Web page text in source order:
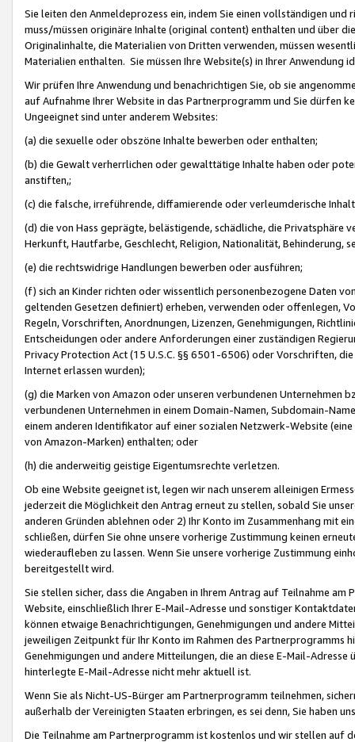
Sie leiten den Anmeldeprozess ein, indem Sie einen vollständigen
muss/müssen originäre Inhalte (original content) enthalten und über
Originalinhalte, die Materialien von Dritten verwenden, müssen
Materialien enthalten. Sie müssen Ihre Website(s) in Ihrer Anwendung
Wir prüfen Ihre Anwendung und benachrichtigen Sie, ob sie
auf Aufnahme Ihrer Website in das Partnerprogramm und Sie dürfen
Ungeeignet sind unter anderem Websites:
(a) die sexuelle oder obszöne Inhalte bewerben oder enthalten;
(b) die Gewalt verherrlichen oder gewalttätige Inhalte haben oder
anstiften,;
(c) die falsche, irreführende, diffamierende oder verleumderische
(d) die von Hass geprägte, belästigende, schädliche, die Privatsphäre
Herkunft, Hautfarbe, Geschlecht, Religion, Nationalität, Behinderung,
(e) die rechtswidrige Handlungen bewerben oder ausführen;
(f) sich an Kinder richten oder wissentlich personenbezogene Daten
geltenden Gesetzen definiert) erheben, verwenden oder offenlegen,
Regeln, Vorschriften, Anordnungen, Lizenzen, Genehmigungen,
Entscheidungen oder andere Anforderungen einer zuständigen
Privacy Protection Act (15 U.S.C. §§ 6501-6506) oder Vorschriften,
Internet erlassen wurden);
(g) die Marken von Amazon oder unseren verbundenen Unternehmen
verbundenen Unternehmen in einem Domain-Namen, Subdomain-
einem anderen Identifikator auf einer sozialen Netzwerk-Website
von Amazon-Marken) enthalten; oder
(h) die anderweitig geistige Eigentumsrechte verletzen.
Ob eine Website geeignet ist, legen wir nach unserem alleinigen
jederzeit die Möglichkeit den Antrag erneut zu stellen, sobald Sie
anderen Gründen ablehnen oder 2) Ihr Konto im Zusammenhang mit
schließen, dürfen Sie ohne unsere vorherige Zustimmung keinen
wiederaufleben zu lassen. Wenn Sie unsere vorherige Zustimmung
bereitgestellt wird.
Sie stellen sicher, dass die Angaben in Ihrem Antrag auf Teilnahme
Website, einschließlich Ihrer E-Mail-Adresse und sonstiger
können etwaige Benachrichtigungen, Genehmigungen und andere
jeweiligen Zeitpunkt für Ihr Konto im Rahmen des Partnerprogramms
Genehmigungen und andere Mitteilungen, die an diese E-Mail-
hinterlegte E-Mail-Adresse nicht mehr aktuell ist.
Wenn Sie als Nicht-US-Bürger am Partnerprogramm teilnehmen,
außerhalb der Vereinigten Staaten erbringen, es sei denn, Sie haben
Die Teilnahme am Partnerprogramm ist kostenlos und wir stellen auf